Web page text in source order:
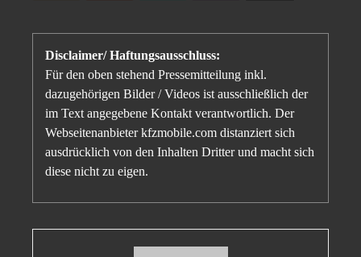
Disclaimer/ Haftungsausschluss:
Für den oben stehend Pressemitteilung inkl.
dazugehörigen Bilder / Videos ist ausschließlich der
im Text angegebene Kontakt verantwortlich. Der
Webseitenanbieter kfzmobile.com distanziert sich
ausdrücklich von den Inhalten Dritter und macht sich
diese nicht zu eigen.